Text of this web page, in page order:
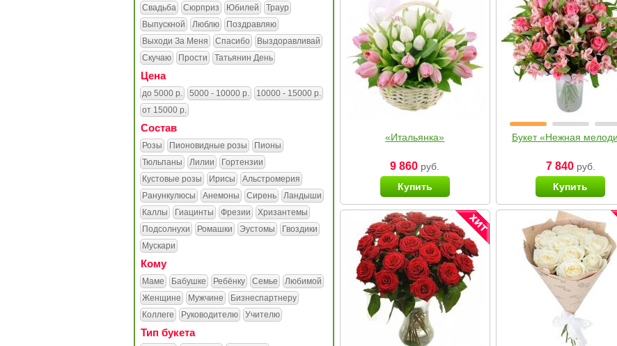
Свадьба
Сюрприз Юбилей
Траур
Выпускной
Люблю
Поздравляю
Выходи За Меня
Спасибо
Выздоравливай
Скучаю
Прости Татьянин День
Цена
до 5000 р. 5000 - 10000 р.
10000 - 15000 р.
от 15000 р.
Состав
Розы Пионовидные розы
Пионы
Тюльпаны
Лилии
Гортензии
Кустовые розы
Ирисы
Альстромерия
Ранункулюсы
Анемоны Сирень
Ландыши
Каллы
Гиацинты Фрезии
Хризантемы
Подсолнухи
Ромашки Эустомы
Гвоздики
Мускари
Кому
Маме Бабушке Ребёнку Семье
Любимой
Женщине
Мужчине
Бизнеспартнеру
Коллеге
Руководителю Учителю
Тип букета
«Итальянка»
9 860 руб.
Купить
Букет «Нежная
7 840руб.
Купить